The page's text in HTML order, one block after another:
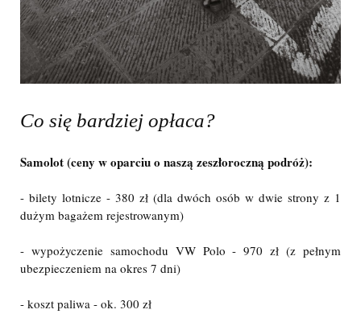
Co się bardziej opłaca?
Samolot (ceny w oparciu o naszą zeszłoroczną podróż):
- bilety lotnicze - 380 zł (dla dwóch osób w dwie strony z 1
dużym bagażem rejestrowanym)
- wypożyczenie samochodu VW Polo - 970 zł (z pełnym
ubezpieczeniem na okres 7 dni)
- koszt paliwa - ok. 300 zł